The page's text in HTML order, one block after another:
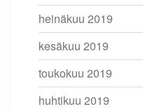
heinäkuu 2019
kesäkuu 2019
toukokuu 2019
huhtikuu 2019